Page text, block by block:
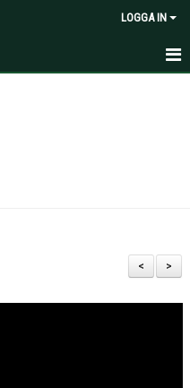
LOGGA IN
>
<